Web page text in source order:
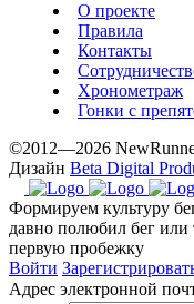
О проекте
Правила
Контакты
Хронометраж
Гонки с
©2012—2026
Дизайн Beta Digital
Формируем культуру
давно полюбил бег или
первую пробежку
Войти
Адрес электронной